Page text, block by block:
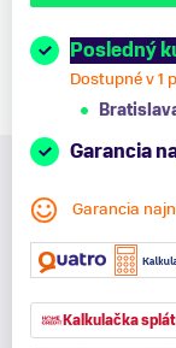
Posledný
Dostupné v 1
Garancia
Garancia
Kalkulačka